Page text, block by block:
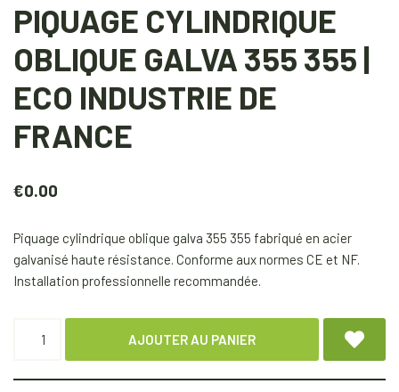
PIQUAGE CYLINDRIQUE
OBLIQUE GALVA 355 355 |
ECO INDUSTRIE DE
FRANCE
€0.00
Piquage cylindrique oblique galva 355 355 fabriqué en acier
galvanisé haute résistance. Conforme aux normes CE et NF.
Installation professionnelle recommandée.
AJOUTER AU PANIER